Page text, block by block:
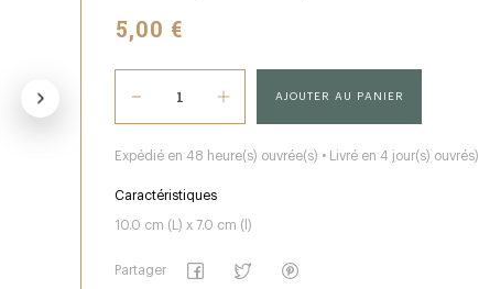
5,00 €
AJOUTER AU PANIER
Expédié en 48 heure(s) ouvrée(s) • Livré en 4 jour(s) ouvrés)
Caractéristiques
10.0 cm (L) x 7.0 cm (l)
Partager